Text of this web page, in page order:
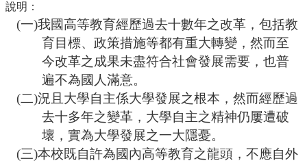
說明：
(一)我國高等教育經歷過去十數年之改革，包括教
育目標、政策措施等都有重大轉變，然而至
今改革之成果未盡符合社會發展需要，也普
遍不為國人滿意。
(二)況且大學自主係大學發展之根本，然而經歷過
去十多年之變革，大學自主之精神仍屢遭破
壞，實為大學發展之一大隱憂。
(三)本校既自許為國內高等教育之龍頭，不應自外